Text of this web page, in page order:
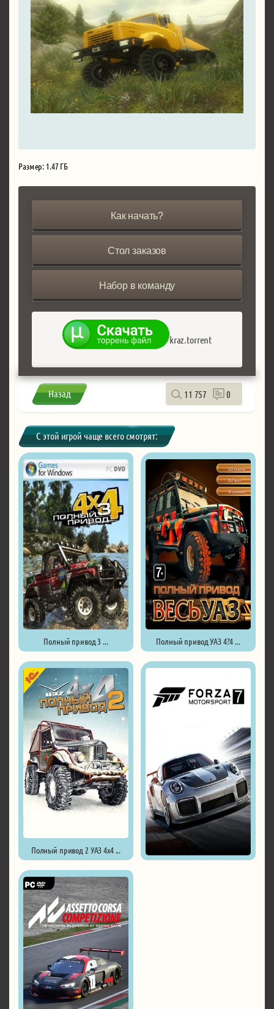
Размер: 1.47 ГБ
Как начать?
Стол заказов
Набор в команду
kraz.torrent
Назад 11 757 0
С этой игрой чаще всего смотрят:
Полный привод 3 ... Полный привод УАЗ 4?4 ...
Полный привод 2 УАЗ 4x4 ...